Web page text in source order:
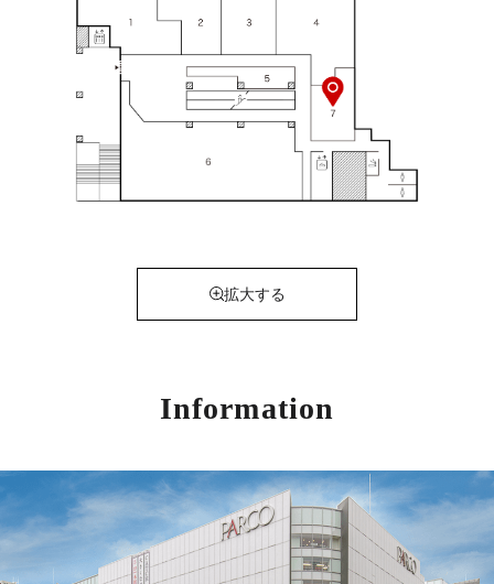
拡大する
Information